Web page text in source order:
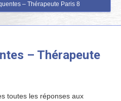
– Thérapeute Paris 8
– Thérapeute
toutes les réponses aux